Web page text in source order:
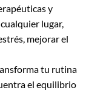
y
lugar,
mejorar el
tu rutina
el equilibrio